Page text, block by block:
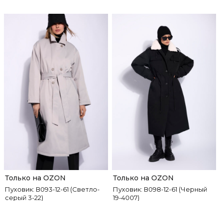
Пуховик: В093-12-61 (Светло-
серый 3-22)
Только на OZON
Пуховик: В098-12-61 (Черный
19-4007)
Только на OZON